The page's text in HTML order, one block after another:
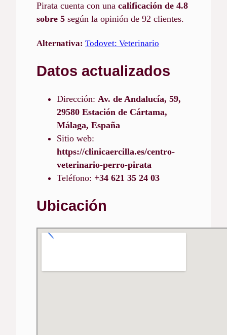
Pirata cuenta con una calificación de 4.8
sobre 5 según la opinión de 92 clientes.
Alternativa: Todovet: Veterinario
Datos actualizados
Dirección: Av. de Andalucía, 59,
29580 Estación de Cártama,
Málaga, España
Sitio web:
https://clinicaercilla.es/centro-
veterinario-perro-pirata
Teléfono: +34 621 35 24 03
Ubicación